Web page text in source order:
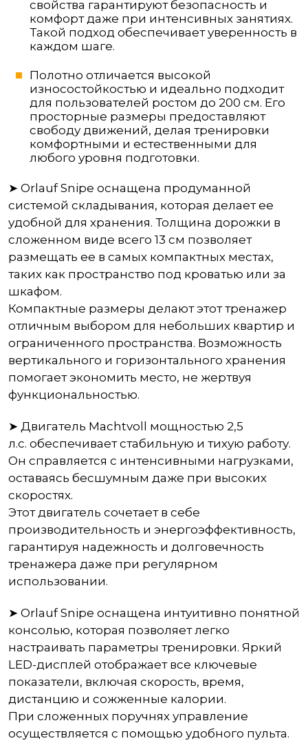
свойства гарантируют безопасность и
комфорт даже при интенсивных занятиях.
Такой подход обеспечивает уверенность в
каждом шаге.
Полотно отличается высокой
износостойкостью и идеально подходит
для пользователей ростом до 200 см. Его
просторные размеры предоставляют
свободу движений, делая тренировки
комфортными и естественными для
любого уровня подготовки.
➤ Orlauf Snipe оснащена продуманной
системой складывания, которая делает ее
удобной для хранения. Толщина дорожки в
сложенном виде всего 13 см позволяет
размещать ее в самых компактных местах,
таких как пространство под кроватью или за
шкафом.
Компактные размеры делают этот тренажер
отличным выбором для небольших квартир и
ограниченного пространства. Возможность
вертикального и горизонтального хранения
помогает экономить место, не жертвуя
функциональностью.
➤ Двигатель Machtvoll мощностью 2,5
л.с. обеспечивает стабильную и тихую работу.
Он справляется с интенсивными нагрузками,
оставаясь бесшумным даже при высоких
скоростях.
Этот двигатель сочетает в себе
производительность и энергоэффективность,
гарантируя надежность и долговечность
тренажера даже при регулярном
использовании.
➤ Orlauf Snipe оснащена интуитивно понятной
консолью, которая позволяет легко
настраивать параметры тренировки. Яркий
LED-дисплей отображает все ключевые
показатели, включая скорость, время,
дистанцию и сожженные калории.
При сложенных поручнях управление
осуществляется с помощью удобного пульта.